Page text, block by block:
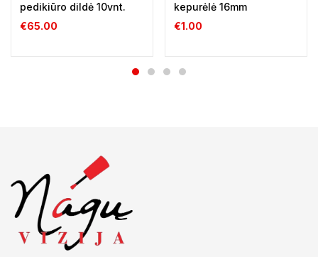
pedikiūro dildė 10vnt.
€65.00
kepurėlė 16mm
€1.00